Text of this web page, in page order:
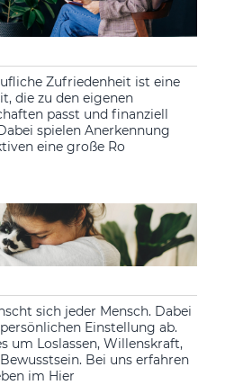
Zufriedenheit ist eine
die zu den eigenen
passt und finanziell
spielen Anerkennung
eine große Ro
sich jeder Mensch. Dabei
Einstellung ab.
um Loslassen, Willenskraft,
Bei uns erfahren
im Hier